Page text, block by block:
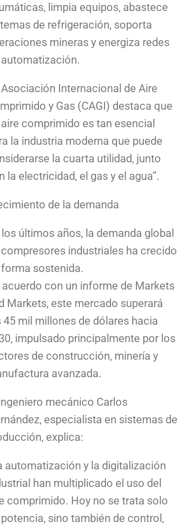
limpia equipos, abastece
de refrigeración, soporta
mineras y energiza redes
Internacional de Aire
y Gas (CAGI) destaca que
aire comprimido es tan esencial
la industria moderna que puede
la cuarta utilidad, junto
la electricidad, el gas y el agua”.
de la demanda
los últimos años, la demanda global
industriales ha crecido
sostenida.
acuerdo con un informe de Markets
Markets, este mercado superará
45 mil millones de dólares hacia
impulsado principalmente por los
de construcción, minería y
avanzada.
mecánico Carlos
especialista en sistemas de
explica:
automatización y la digitalización
han multiplicado el uso del
comprimido. Hoy no se trata solo
sino también de control,